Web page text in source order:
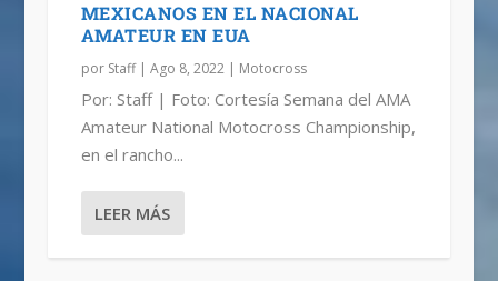
MEXICANOS EN EL NACIONAL
AMATEUR EN EUA
por Staff| Ago 8, 2022| Motocross
Por: Staff | Foto: Cortesía Semana del AMA
Amateur National Motocross Championship,
en el rancho...
LEER MÁS